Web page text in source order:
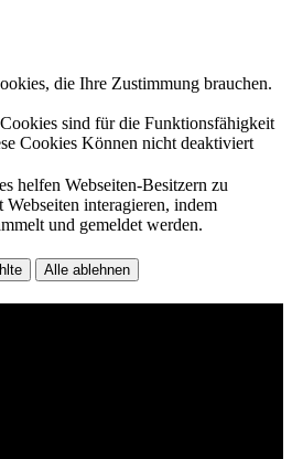
die Ihre Zustimmung brauchen.
sind für die Funktionsfähigkeit
Cookies Können nicht deaktiviert
helfen Webseiten-Besitzern zu
interagieren, indem
und gemeldet werden.
Alle ablehnen